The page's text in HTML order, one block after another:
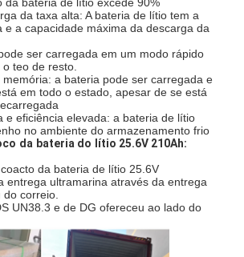
da taxa alta: A bateria de lítio tem a
e a capacidade máxima da descarga da
ser carregada em um modo rápido
teo de resto.
a bateria pode ser carregada e
em todo o estado, apesar de se está
e eficiência elevada: a bateria de lítio
no ambiente do armazenamento frio
da bateria do
lítio 25.6V 210Ah:
da bateria de lítio 25.6V
entrega ultramarina através da entrega
correio.
UN38.3 e de DG ofereceu ao lado do